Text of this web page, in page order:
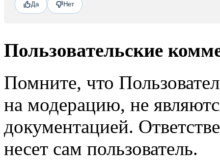
Да Нет
Пользовательские
Помните, что
на модерацию, не
документацией.
несет сам пользователь.